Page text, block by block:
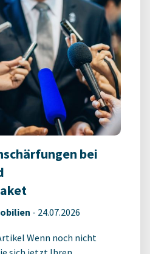
bei
- 24.07.2026
Wenn noch nicht